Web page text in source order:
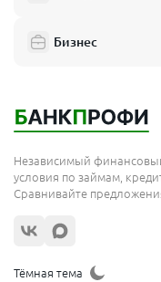
Бизнес
Независимый
условия по займам,
Сравнивайте
Тёмная тема